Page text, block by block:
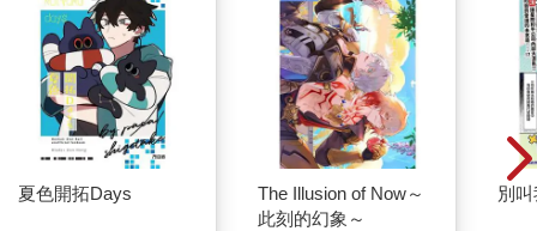
夏色開拓Days
The Illusion of Now～
此刻的幻象～
別